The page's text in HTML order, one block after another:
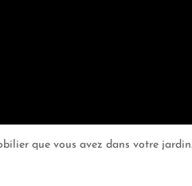
que vous avez dans votre